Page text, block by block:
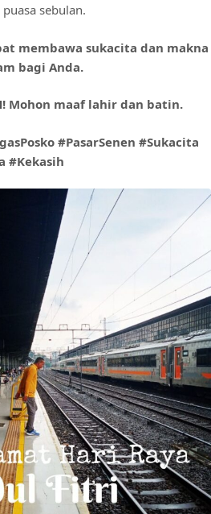
sebulan.
membawa sukacita dan makna
bagi Anda.
Mohon maaf lahir dan batin.
#PasarSenen #Sukacita
#Kekasih